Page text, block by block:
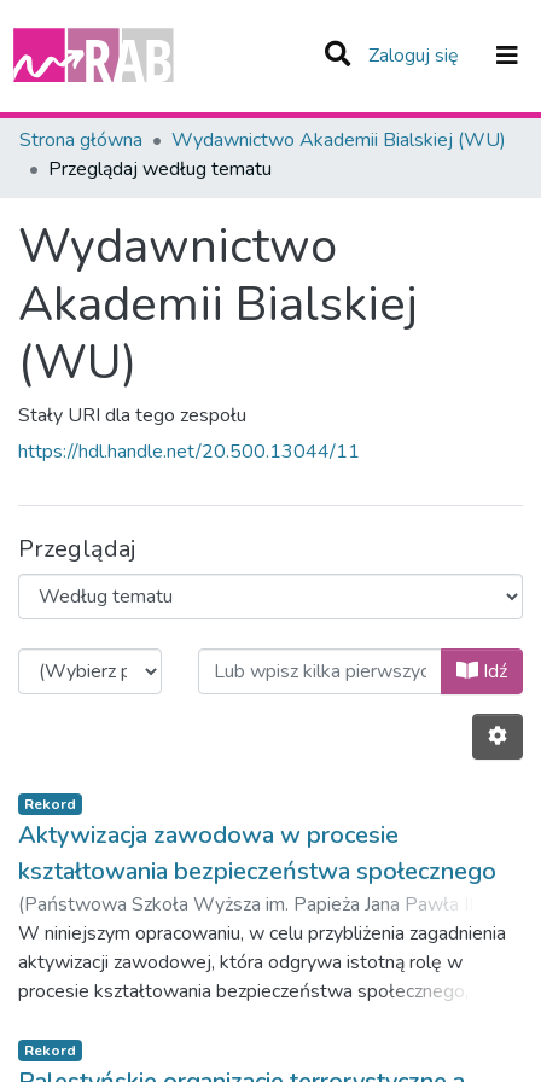
Zaloguj się (current)
Zespoły i Kolekcje
Całe Repozytorium
Strona główna
Wydawnictwo Akademii Bialskiej (WU)
Przeglądaj według tematu
Wydawnictwo
Akademii Bialskiej
(WU)
Stały URI dla tego zespołu
https://hdl.handle.net/20.500.13044/11
Przeglądaj
Przeglądanie Wydawnictwo Idź
Rekord
Aktywizacja zawodowa w procesie
kształtowania bezpieczeństwa społecznego
(Państwowa Szkoła Wyższa im. Papieża Jana Pawła II w
Białej Podlaskiej,2020)Chrząszcz, Aneta
W niniejszym opracowaniu, w celu przybliżenia zagadnienia
aktywizacji zawodowej, która odgrywa istotną rolę w
procesie kształtowania bezpieczeństwa społecznego,
uwarunkowania na rynku pracy. Omówiono także
Rekord